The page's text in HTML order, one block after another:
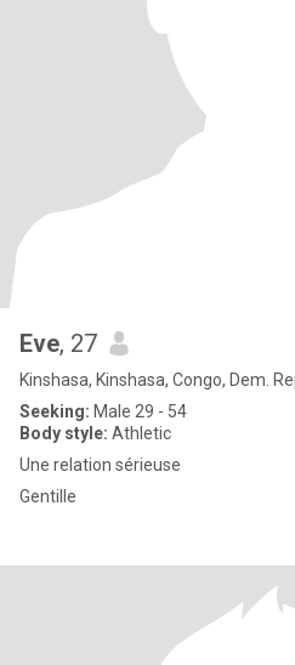
Eve, 27
Kinshasa, Kinshasa, Congo, Dem.
Seeking: Male 29 - 54
Body style: Athletic
Une relation sérieuse
Gentille